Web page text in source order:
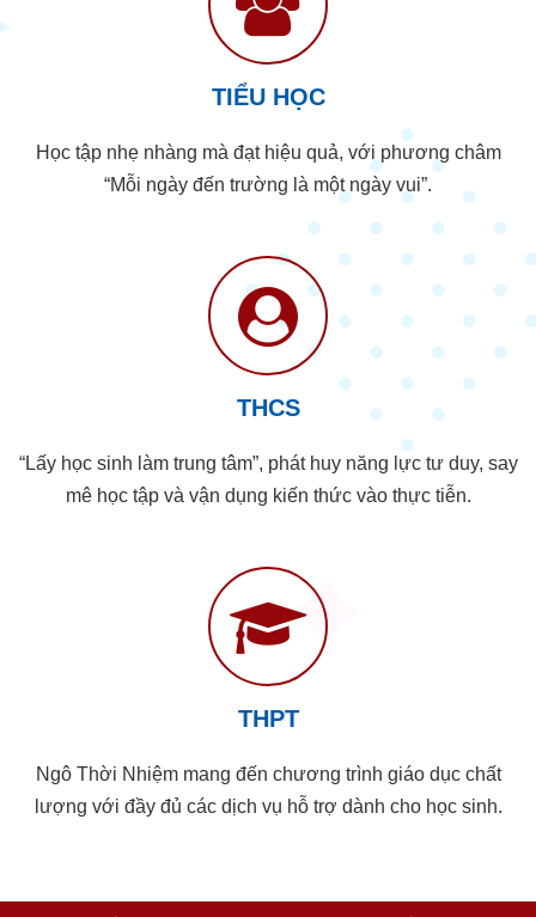
TIỂU HỌC
Học tập nhẹ nhàng mà đạt hiệu quả, với phương châm
“Mỗi ngày đến trường là một ngày vui”.
THCS
“Lấy học sinh làm trung tâm”, phát huy năng lực tư duy, say
mê học tập và vận dụng kiến thức vào thực tiễn.
THPT
Ngô Thời Nhiệm mang đến chương trình giáo dục chất
lượng với đầy đủ các dịch vụ hỗ trợ dành cho học sinh.